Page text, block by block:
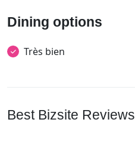
Dining options
Très bien
Best Bizsite Reviews